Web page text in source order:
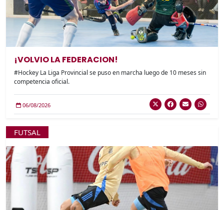
¡VOLVIO LA FEDERACION!
#Hockey La Liga Provincial se puso en marcha luego de 10 meses sin
competencia oficial.
06/08/2026
FUTSAL